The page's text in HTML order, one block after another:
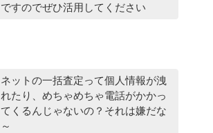
ですのでぜひ活用してください
ネットの一括査定って個人情報が洩
れたり、めちゃめちゃ電話がかかっ
てくるんじゃないの？それは嫌だな
～